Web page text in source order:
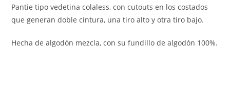
Pantie tipo vedetina colaless, con cutouts en los costados
que generan doble cintura, una tiro alto y otra tiro bajo.
Hecha de algodón mezcla, con su fundillo de algodón 100%.